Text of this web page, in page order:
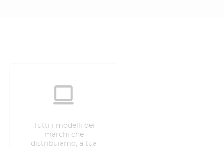
Tutti i modelli dei
marchi che
distribuiamo, a tua